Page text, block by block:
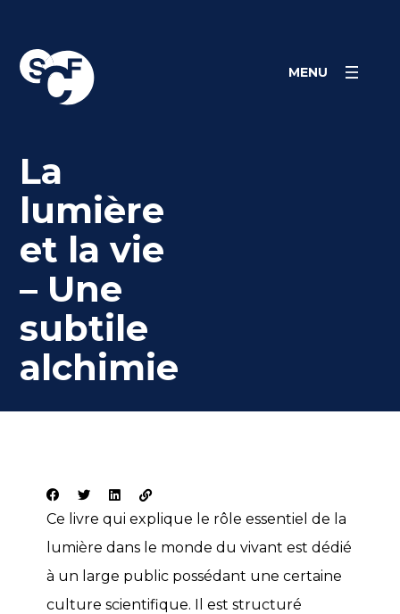
content
MENU
La
lumière
et la vie
– Une
subtile
alchimie
Ce livre qui explique le rôle essentiel de la
lumière dans le monde du vivant est dédié
à un large public possédant une certaine
culture scientifique. Il est structuré